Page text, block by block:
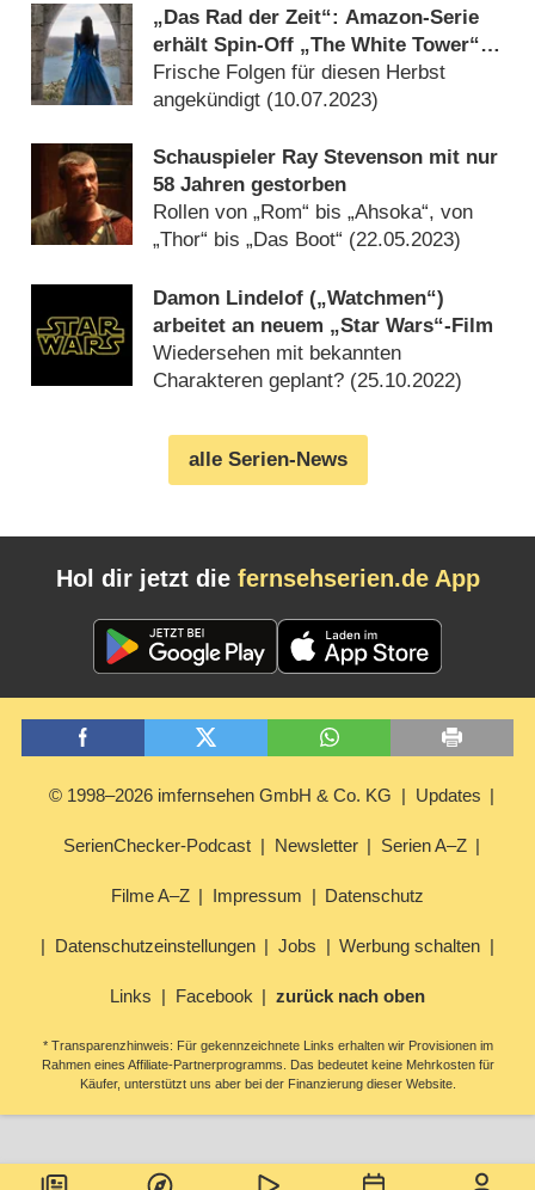
„Das Rad der Zeit“: Amazon-Serie
erhält Spin-Off „The White Tower“
als Prequel
Frische Folgen für diesen Herbst
angekündigt (10.07.2023)
Schauspieler Ray Stevenson mit nur
58 Jahren gestorben
Rollen von „Rom“ bis „Ahsoka“, von
„Thor“ bis „Das Boot“ (22.05.2023)
Damon Lindelof („Watchmen“)
arbeitet an neuem „Star Wars“-Film
Wiedersehen mit bekannten
Charakteren geplant? (25.10.2022)
alle Serien-News
Hol dir jetzt die fernsehserien.de App
© 1998–2026 imfernsehen GmbH & Co. KG Updates
SerienChecker-Podcast Newsletter Serien A–Z
Filme A–Z Impressum Datenschutz
Datenschutzeinstellungen Jobs Werbung schalten
Links Facebook zurück nach oben
* Transparenzhinweis: Für gekennzeichnete Links erhalten wir Provisionen im
Rahmen eines Affiliate-Partnerprogramms. Das bedeutet keine Mehrkosten für
Käufer, unterstützt uns aber bei der Finanzierung dieser Website.